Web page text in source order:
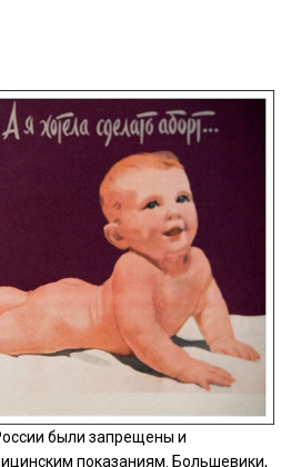
были запрещены и
показаниям. Большевики,